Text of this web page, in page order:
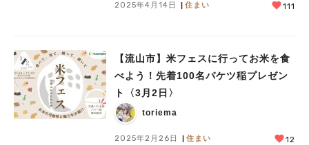
2025年4月14日 住まい 111
【流山市】米フェスに行ってお米を食
べよう！先着100名バケツ稲プレゼン
ト〈3月2日〉
toriema
2025年2月26日 住まい 12